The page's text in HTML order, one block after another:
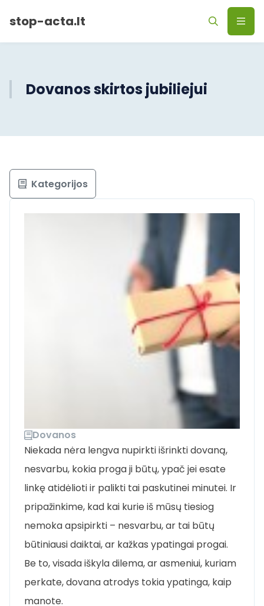
stop-acta.lt
Dovanos skirtos jubiliejui
Dovanos
Niekada nėra lengva nupirkti išrinkti dovaną,
nesvarbu, kokia proga ji būtų, ypač jei esate
linkę atidėlioti ir palikti tai paskutinei minutei. Ir
pripažinkime, kad kai kurie iš mūsų tiesiog
nemoka apsipirkti – nesvarbu, ar tai būtų
būtiniausi daiktai, ar kažkas ypatingai progai.
Be to, visada iškyla dilema, ar asmeniui, kuriam
perkate, dovana atrodys tokia ypatinga, kaip
manote.
Kategorijos